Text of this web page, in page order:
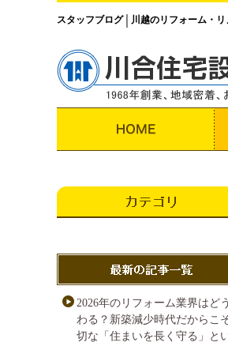
スタッフブログ 川越のリフォーム・
2026年のリフォーム業界はど
わる？新築減少時代だからこ
切な「住まいを長く守る」と